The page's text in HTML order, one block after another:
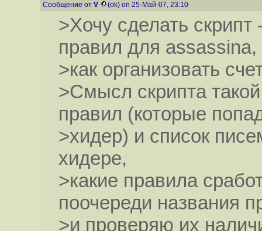
Сообщение от V (ok) on 25-Май-07, 23:10
>Хочу сделать
правил для
>как организовать
>Смысл скрипта
правил (которые
>хидер) и список
хидере,
>какие правила
поочереди названия
>и проверяю их